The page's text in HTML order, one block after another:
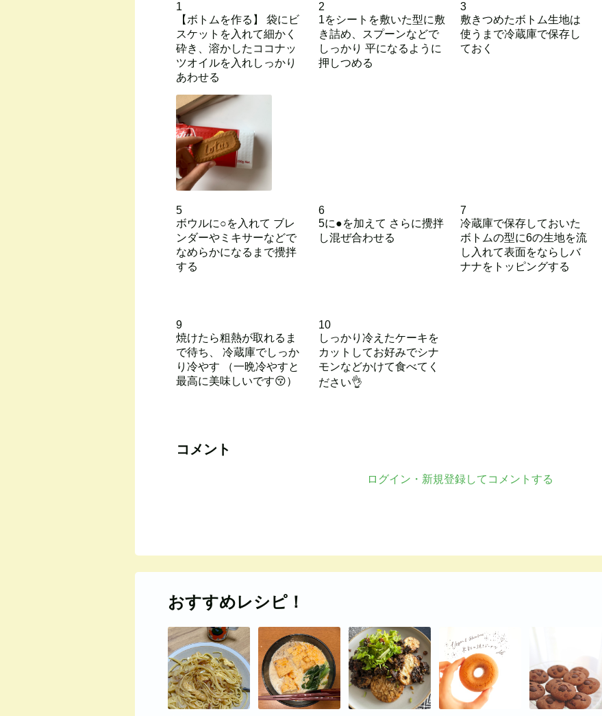
1
【ボトムを作る】 袋にビ
スケットを入れて細かく
砕き、溶かしたココナッ
ツオイルを入れしっかり
あわせる
2
1をシートを敷いた型に敷
き詰め、スプーンなどで
しっかり 平になるように
押しつめる
3
敷きつめたボトム生地は
使うまで冷蔵庫で保存し
ておく
5
ボウルに○を入れて ブレ
ンダーやミキサーなどで
なめらかになるまで攪拌
する
6
5に●を加えて さらに攪拌
し混ぜ合わせる
7
冷蔵庫で保存しておいた
ボトムの型に6の生地を流
し入れて表面をならしバ
ナナをトッピングする
9
焼けたら粗熱が取れるま
で待ち、 冷蔵庫でしっか
り冷やす （一晩冷やすと
最高に美味しいです😚）
10
しっかり冷えたケーキを
カットしてお好みでシナ
モンなどかけて食べてく
ださい👌
コメント
ログイン・新規登録してコメントする
おすすめレシピ！